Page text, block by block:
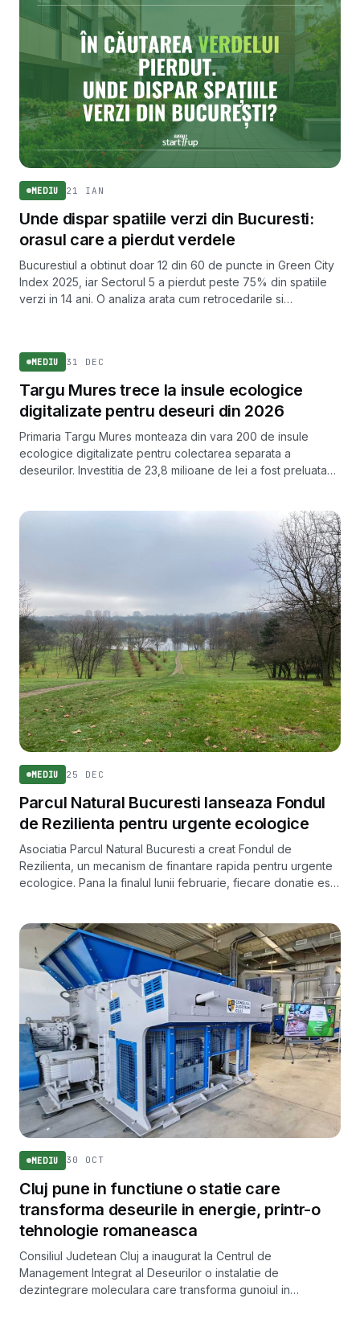
MEDIU 21 IAN
Unde dispar spatiile verzi din Bucuresti:
orasul care a pierdut verdele
Bucurestiul a obtinut doar 12 din 60 de puncte in Green City
Index 2025, iar Sectorul 5 a pierdut peste 75% din spatiile
verzi in 14 ani. O analiza arata cum retrocedarile si
MEDIU 31 DEC
Targu Mures trece la insule ecologice
digitalizate pentru deseuri din 2026
Primaria Targu Mures monteaza din vara 200 de insule
ecologice digitalizate pentru colectarea separata a
deseurilor. Investitia de 23,8 milioane de lei a fost preluata
MEDIU 25 DEC
Parcul Natural Bucuresti lanseaza Fondul
de Rezilienta pentru urgente ecologice
Asociatia Parcul Natural Bucuresti a creat Fondul de
Rezilienta, un mecanism de finantare rapida pentru urgente
ecologice. Pana la finalul lunii februarie, fiecare donatie este
MEDIU 30 OCT
Cluj pune in functiune o statie care
transforma deseurile in energie, printr-o
tehnologie romaneasca
Consiliul Judetean Cluj a inaugurat la Centrul de
Management Integrat al Deseurilor o instalatie de
dezintegrare moleculara care transforma gunoiul in